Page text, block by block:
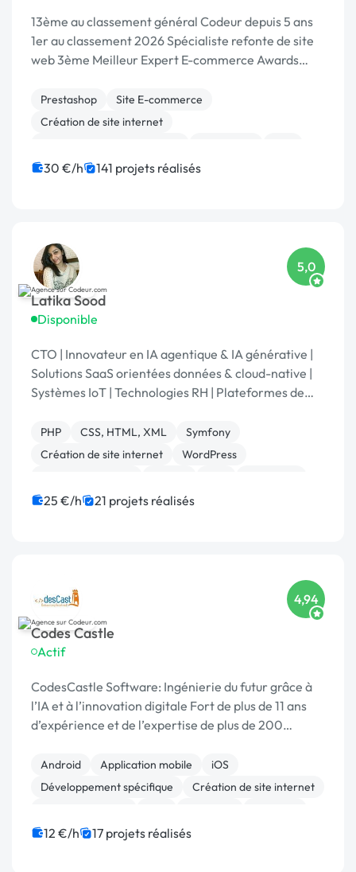
13ème au classement général Codeur depuis 5 ans
1er au classement 2026 Spécialiste refonte de site
web 3ème Meilleur Expert E-commerce Awards
2024
Prestashop
Site E-commerce
Création de site internet
SEO / GEO
CSS, HTML, XML
30 €/h 141 projets réalisés
Latika Sood
Disponible
5,0
CTO | Innovateur en IA agentique & IA générative |
Solutions SaaS orientées données & cloud-native |
Systèmes IoT | Technologies RH | Plateformes de
PHP CSS, HTML, XML
Symfony
Création de site internet
WordPress
Gestion de projet
25 €/h 21 projets réalisés
Codes Castle
Actif
4,94
CodesCastle Software: Ingénierie du futur grâce à
l’IA et à l’innovation digitale Fort de plus de 11 ans
d’expérience et de l’expertise de plus de 200
Android Application mobile
iOS
Développement spécifique
Création de site internet
SaaS
12 €/h 17 projets réalisés